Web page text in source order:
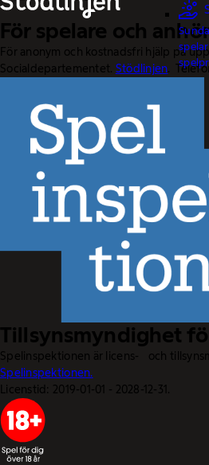
För spelare och
För anonym och kostnadsfri hjälp på
Socialdepartementet. Stödlinjen.
Tillsynsmyndighet
Spelinspektionen är licens- och
Spelinspektionen.
Licenstid: 2019-01-01 - 2028-12-31.